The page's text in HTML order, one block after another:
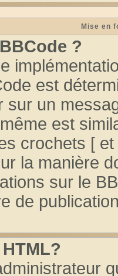
Mise en
?
est
sur un
est
crochets [
la manière
sur le
de